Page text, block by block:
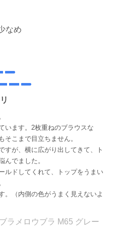
なめ
います。2枚重ねのブラウスな
そこまで目立ちません。
すが、横に広がり出してきて、ト
んでました。
ルドしてくれて、トップをうまい
。（内側の色がうまく見えないよ
ラメロウブラ M65 グレー